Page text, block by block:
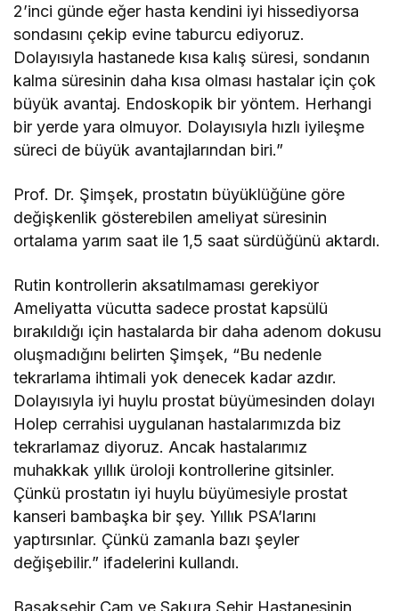
2’inci günde eğer hasta kendini iyi hissediyorsa
sondasını çekip evine taburcu ediyoruz.
Dolayısıyla hastanede kısa kalış süresi, sondanın
kalma süresinin daha kısa olması hastalar için çok
büyük avantaj. Endoskopik bir yöntem. Herhangi
bir yerde yara olmuyor. Dolayısıyla hızlı iyileşme
süreci de büyük avantajlarından biri.”
Prof. Dr. Şimşek, prostatın büyüklüğüne göre
değişkenlik gösterebilen ameliyat süresinin
ortalama yarım saat ile 1,5 saat sürdüğünü aktardı.
Rutin kontrollerin aksatılmaması gerekiyor
Ameliyatta vücutta sadece prostat kapsülü
bırakıldığı için hastalarda bir daha adenom dokusu
oluşmadığını belirten Şimşek, “Bu nedenle
tekrarlama ihtimali yok denecek kadar azdır.
Dolayısıyla iyi huylu prostat büyümesinden dolayı
Holep cerrahisi uygulanan hastalarımızda biz
tekrarlamaz diyoruz. Ancak hastalarımız
muhakkak yıllık üroloji kontrollerine gitsinler.
Çünkü prostatın iyi huylu büyümesiyle prostat
kanseri bambaşka bir şey. Yıllık PSA’larını
yaptırsınlar. Çünkü zamanla bazı şeyler
değişebilir.” ifadelerini kullandı.
Başakşehir Çam ve Sakura Şehir Hastanesinin